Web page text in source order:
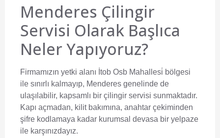
Menderes Çilingir
Servisi Olarak Başlıca
Neler Yapıyoruz?
Firmamızın yetki alanı İtob Osb Mahallesi̇ bölgesi
ile sınırlı kalmayıp, Menderes genelinde de
ulaşılabilir, kapsamlı bir çilingir servisi sunmaktadır.
Kapı açmadan, kilit bakımına, anahtar çekiminden
şifre kodlamaya kadar kurumsal devasa bir yelpaze
ile karşınızdayız.